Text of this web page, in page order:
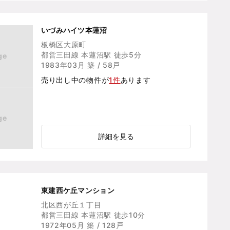
いづみハイツ本蓮沼
板橋区大原町
都営三田線 本蓮沼駅 徒歩5分
1983年03月 築 / 58戸
売り出し中の物件が1件あります
詳細を見る
東建西ケ丘マンション
北区西が丘１丁目
都営三田線 本蓮沼駅 徒歩10分
1972年05月 築 / 128戸